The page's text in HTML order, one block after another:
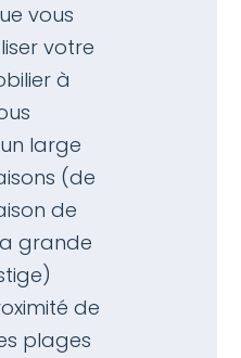
vous
votre
à
large
(de
de
grande
)
de
plages